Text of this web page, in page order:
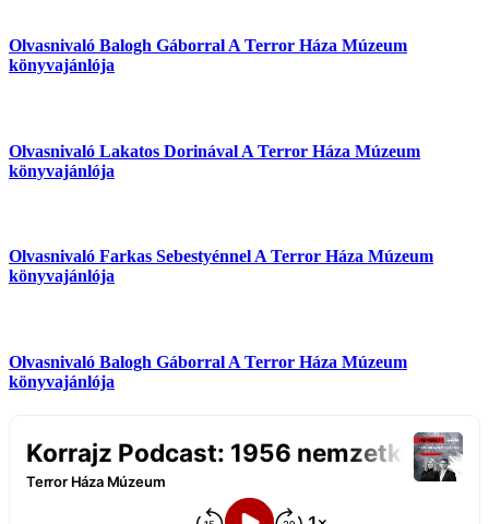
Olvasnivaló Balogh Gáborral A Terror Háza Múzeum
könyvajánlója
Olvasnivaló Lakatos Dorinával A Terror Háza Múzeum
könyvajánlója
Olvasnivaló Farkas Sebestyénnel A Terror Háza Múzeum
könyvajánlója
Olvasnivaló Balogh Gáborral A Terror Háza Múzeum
könyvajánlója